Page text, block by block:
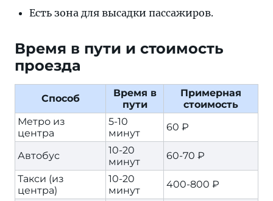
Есть зона для высадки пассажиров.
Время в пути и стоимость
проезда
Способ
Время в
пути
Примерная
стоимость
Метро из
центра
5-10
минут
60 ₽
Автобус
10-20
минут
60-70 ₽
Такси (из
центра)
10-20
минут
400-800 ₽